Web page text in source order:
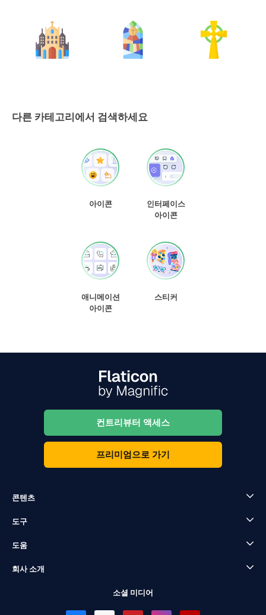
다른 카테고리에서 검색하세요
아이콘
인터페이스
아이콘
애니메이션
아이콘
스티커
컨트리뷰터 액세스
프리미엄으로 가기
콘텐츠
도구
도움
회사 소개
소셜 미디어